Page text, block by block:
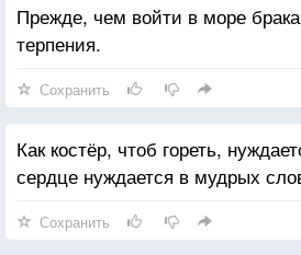
Прежде, чем войти в море
терпения.
Сохранить
Как костёр, чтоб гореть,
сердце нуждается в мудрых
Сохранить